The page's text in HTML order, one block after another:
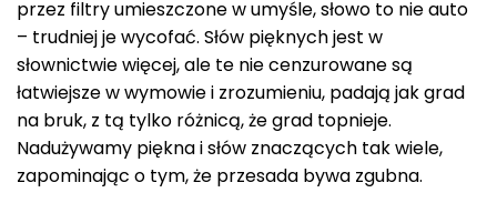
przez filtry umieszczone w umyśle, słowo to nie auto
– trudniej je wycofać. Słów pięknych jest w
słownictwie więcej, ale te nie cenzurowane są
łatwiejsze w wymowie i zrozumieniu, padają jak grad
na bruk, z tą tylko różnicą, że grad topnieje.
Nadużywamy piękna i słów znaczących tak wiele,
zapominając o tym, że przesada bywa zgubna.